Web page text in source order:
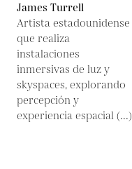
James Turrell
Artista estadounidense
que realiza
instalaciones
inmersivas de luz y
skyspaces, explorando
percepción y
experiencia espacial (...)